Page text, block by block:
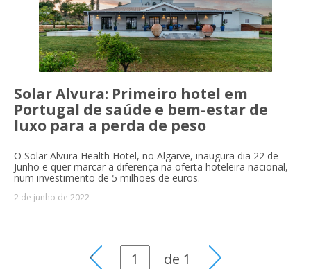
Solar Alvura: Primeiro hotel em
Portugal de saúde e bem-estar de
luxo para a perda de peso
O Solar Alvura Health Hotel, no Algarve, inaugura dia 22 de
Junho e quer marcar a diferença na oferta hoteleira nacional,
num investimento de 5 milhões de euros.
2 de junho de 2022
de 1